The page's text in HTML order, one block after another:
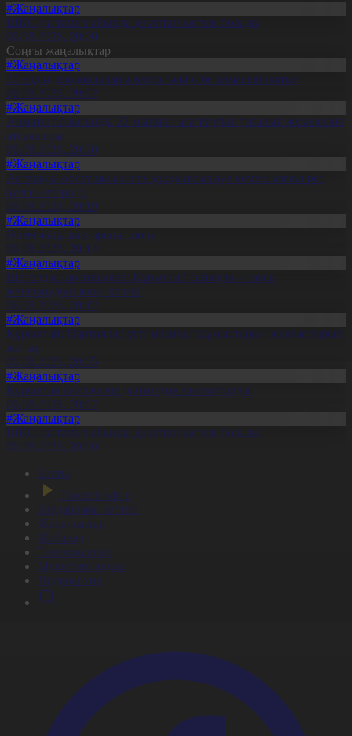
#Жаңалықтар
ШҚО-да тамыз айында да аптап ыстық болады
06.08.2026, 20:00
Соңғы жаңалықтар
#Жаңалықтар
30 елдің дзюдошылары өзара тәжірибе алмасып жатыр
06.08.2026, 20:22
#Жаңалықтар
Алматы облысында 22 мыңнан аса тұрғын тазалық жұмысына
атсалысты
06.08.2026, 20:20
#Жаңалықтар
Астанада жолаушы мінген ұшқышсыз әуе кемесі алғаш рет
әуеге көтерілді
06.08.2026, 20:19
#Жаңалықтар
Әлем жаңалықтарына шолу
06.08.2026, 20:14
#Жаңалықтар
Шетелдік сарапшылар: Құрылтай сайлауы – саяси
жаңғырудың жаңа кезеңі
06.08.2026, 20:12
#Жаңалықтар
Құрылтай: Партиялар үгіт-насихат жұмыстарын жалғастырып
жатыр
06.08.2026, 20:05
#Жаңалықтар
Құрылтай сайлауына дайындық пысықталды
06.08.2026, 20:02
#Жаңалықтар
ШҚО-да тамыз айында да аптап ыстық болады
06.08.2026, 20:00
Басты
Тікелей эфир
Бағдарлама кестесі
Жаңалықтар
Жобалар
Телехикаялар
Мультсериалдар
Видеоархив